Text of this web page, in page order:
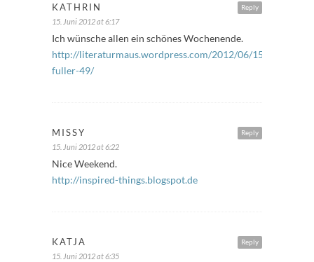
Reply
KATHRIN
15. Juni 2012 at 6:17
Ich wünsche allen ein schönes Wochenende.
http://literaturmaus.wordpress.com/2012/06/15/freitags-
fuller-49/
Reply
MISSY
15. Juni 2012 at 6:22
Nice Weekend.
http://inspired-things.blogspot.de
Reply
KATJA
15. Juni 2012 at 6:35